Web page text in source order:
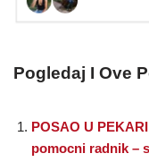
Pogledaj I Ove
POSAO U
pomocni radnik –